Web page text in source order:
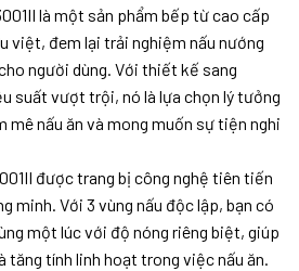
là một sản phẩm bếp từ cao cấp
việt, đem lại trải nghiệm nấu nướng
người dùng. Với thiết kế sang
suất vượt trội, nó là lựa chọn lý tưởng
mê nấu ăn và mong muốn sự tiện nghi
được trang bị công nghệ tiên tiến
minh. Với 3 vùng nấu độc lập, bạn có
một lúc với độ nóng riêng biệt, giúp
tính linh hoạt trong việc nấu ăn.